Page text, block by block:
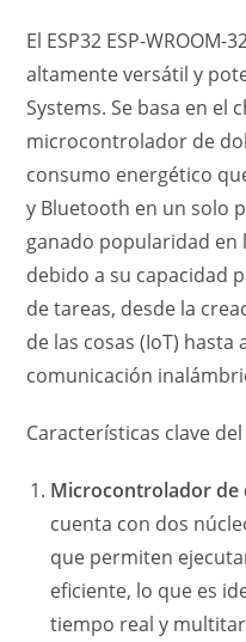
El ESP32 ESP-
altamente versátil y
Systems. Se basa en el
microcontrolador de
consumo energético
y Bluetooth en un solo
ganado popularidad
debido a su capacidad
de tareas, desde la
de las cosas (IoT) hasta
comunicación
Características clave del
Microcontrolador de
cuenta con dos
que permiten
eficiente, lo que es
tiempo real y